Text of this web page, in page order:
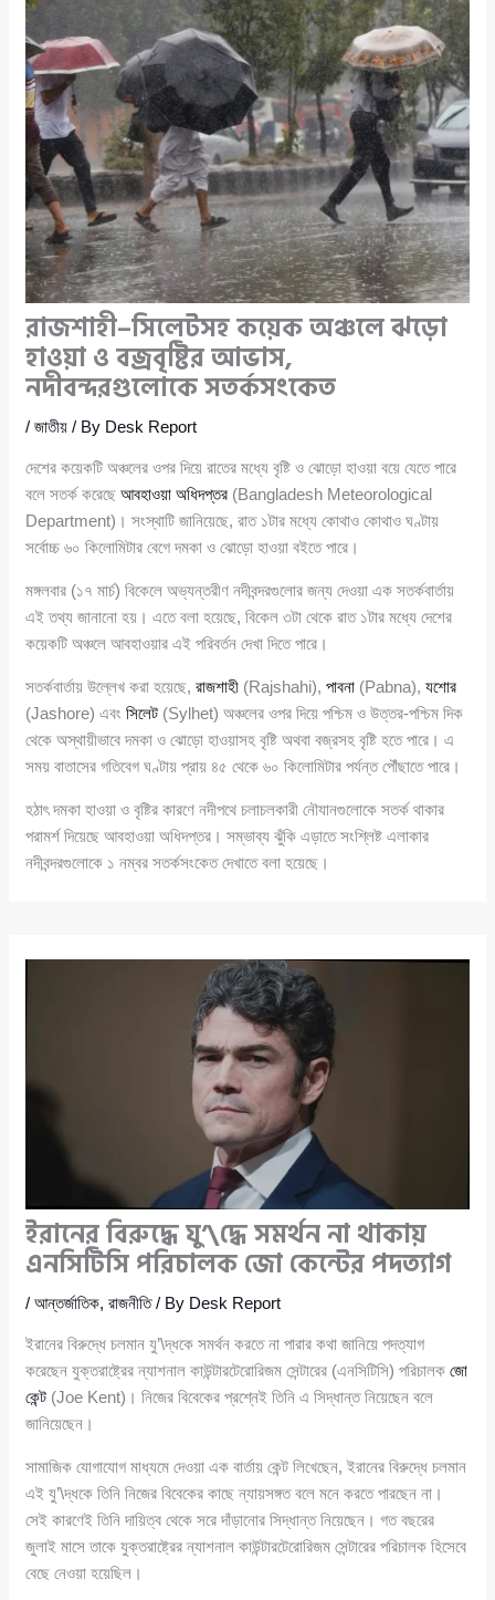
রাজশাহী–সিলেটসহ কয়েক অঞ্চলে ঝড়ো
হাওয়া ও বজ্রবৃষ্টির আভাস,
নদীবন্দরগুলোকে সতর্কসংকেত
/জাতীয় / By Desk Report
দেশের কয়েকটি অঞ্চলের ওপর দিয়ে রাতের মধ্যে বৃষ্টি ও ঝোড়ো হাওয়া বয়ে যেতে পারে
বলে সতর্ক করেছেআবহাওয়া অধিদপ্তর (Bangladesh Meteorological
Department)। সংস্থাটি জানিয়েছে, রাত ১টার মধ্যে কোথাও কোথাও ঘণ্টায়
সর্বোচ্চ ৬০ কিলোমিটার বেগে দমকা ও ঝোড়ো হাওয়া বইতে পারে।
মঙ্গলবার (১৭ মার্চ) বিকেলে অভ্যন্তরীণ নদীবন্দরগুলোর জন্য দেওয়া এক সতর্কবার্তায়
এই তথ্য জানানো হয়। এতে বলা হয়েছে, বিকেল ৩টা থেকে রাত ১টার মধ্যে দেশের
কয়েকটি অঞ্চলে আবহাওয়ার এই পরিবর্তন দেখা দিতে পারে।
সতর্কবার্তায় উল্লেখ করা হয়েছে,রাজশাহী (Rajshahi),পাবনা (Pabna),যশোর
(Jashore) এবংসিলেট (Sylhet) অঞ্চলের ওপর দিয়ে পশ্চিম ও উত্তর-পশ্চিম দিক
থেকে অস্থায়ীভাবে দমকা ও ঝোড়ো হাওয়াসহ বৃষ্টি অথবা বজ্রসহ বৃষ্টি হতে পারে। এ
সময় বাতাসের গতিবেগ ঘণ্টায় প্রায় ৪৫ থেকে ৬০ কিলোমিটার পর্যন্ত পৌঁছাতে পারে।
হঠাৎ দমকা হাওয়া ও বৃষ্টির কারণে নদীপথে চলাচলকারী নৌযানগুলোকে সতর্ক থাকার
পরামর্শ দিয়েছে আবহাওয়া অধিদপ্তর। সম্ভাব্য ঝুঁকি এড়াতে সংশ্লিষ্ট এলাকার
নদীবন্দরগুলোকে ১ নম্বর সতর্কসংকেত দেখাতে বলা হয়েছে।
ইরানের বিরুদ্ধে যু’\দ্ধে সমর্থন না থাকায়
এনসিটিসি পরিচালক জো কেন্টের পদত্যাগ
/আন্তর্জাতিক,রাজনীতি/ By Desk Report
ইরানের বিরুদ্ধে চলমান যু’\দ্ধকে সমর্থন করতে না পারার কথা জানিয়ে পদত্যাগ
করেছেন যুক্তরাষ্ট্রের ন্যাশনাল কাউন্টারটেরোরিজম সেন্টারের (এনসিটিসি) পরিচালকজো
কেন্ট (Joe Kent)। নিজের বিবেকের প্রশ্নেই তিনি এ সিদ্ধান্ত নিয়েছেন বলে
জানিয়েছেন।
সামাজিক যোগাযোগ মাধ্যমে দেওয়া এক বার্তায় কেন্ট লিখেছেন, ইরানের বিরুদ্ধে চলমান
এই যু’\দ্ধকে তিনি নিজের বিবেকের কাছে ন্যায়সঙ্গত বলে মনে করতে পারছেন না।
সেই কারণেই তিনি দায়িত্ব থেকে সরে দাঁড়ানোর সিদ্ধান্ত নিয়েছেন। গত বছরের
জুলাই মাসে তাকে যুক্তরাষ্ট্রের ন্যাশনাল কাউন্টারটেরোরিজম সেন্টারের পরিচালক হিসেবে
বেছে নেওয়া হয়েছিল।